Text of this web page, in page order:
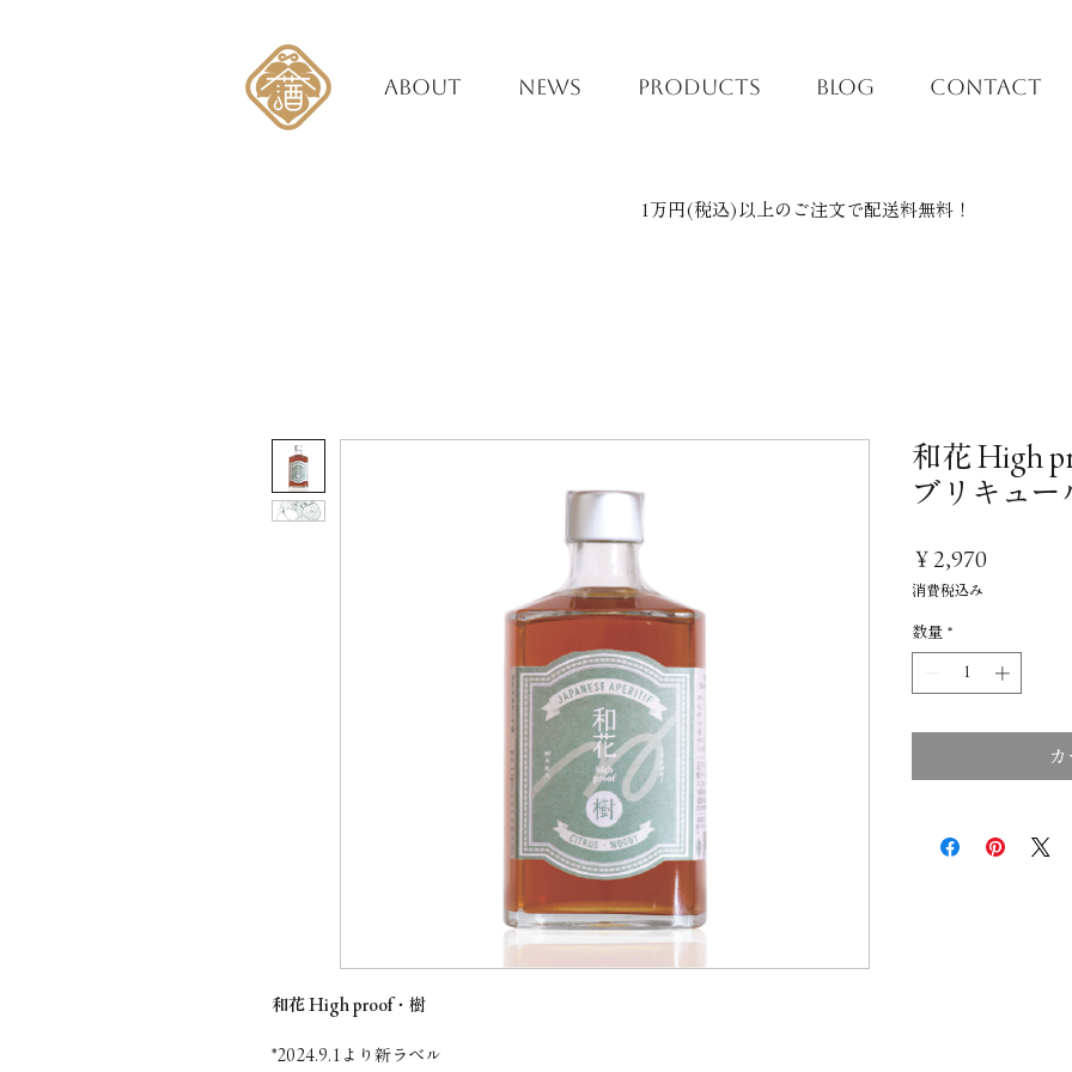
ABOUT NEWS PRODUCTS BLOG CONTACT
1万円(税込)以上のご注文で配送料無料！
和花 High proof・樹
*2024.9.1より新ラベル
和花 High
ブリキュー
￥2,970価
消費税込み
数量 *